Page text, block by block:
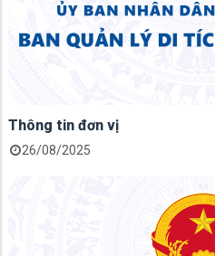
Thông tin đơn vị
26/08/2025